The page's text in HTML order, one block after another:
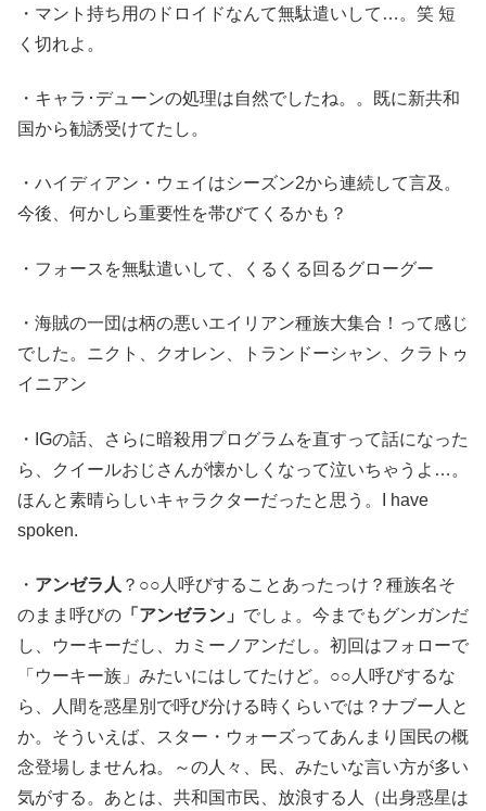
・マント持ち用のドロイドなんて無駄遣いして…。笑 短
く切れよ。
・キャラ･デューンの処理は自然でしたね。。既に新共和
国から勧誘受けてたし。
・ハイディアン・ウェイはシーズン2から連続して言及。
今後、何かしら重要性を帯びてくるかも？
・フォースを無駄遣いして、くるくる回るグローグー
・海賊の一団は柄の悪いエイリアン種族大集合！って感じ
でした。ニクト、クオレン、トランドーシャン、クラトゥ
イニアン
・IGの話、さらに暗殺用プログラムを直すって話になった
ら、クイールおじさんが懐かしくなって泣いちゃうよ…。
ほんと素晴らしいキャラクターだったと思う。I have
spoken.
・ アンゼラ人 ？○○人呼びすることあったっけ？種族名そ
のまま呼びの 「アンゼラン」 でしょ。今までもグンガンだ
し、ウーキーだし、カミーノアンだし。初回はフォローで
「ウーキー族」みたいにはしてたけど。○○人呼びするな
ら、人間を惑星別で呼び分ける時くらいでは？ナブー人と
か。そういえば、スター・ウォーズってあんまり国民の概
念登場しませんね。～の人々、民、みたいな言い方が多い
気がする。あとは、共和国市民、放浪する人（出身惑星は